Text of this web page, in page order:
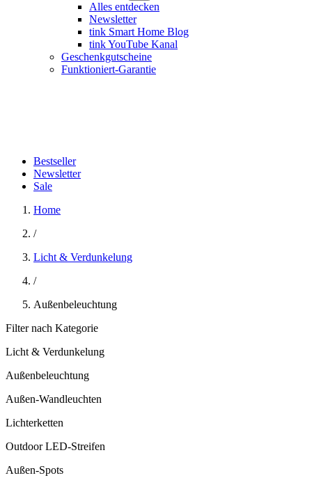
Alles entdecken
Newsletter
tink Smart Home Blog
tink YouTube Kanal
Geschenkgutscheine
Funktioniert-Garantie
Bestseller
Newsletter
Sale
Home
/
Licht & Verdunkelung
/
Außenbeleuchtung
Filter nach Kategorie
Licht & Verdunkelung
Außenbeleuchtung
Außen-Wandleuchten
Lichterketten
Outdoor LED-Streifen
Außen-Spots